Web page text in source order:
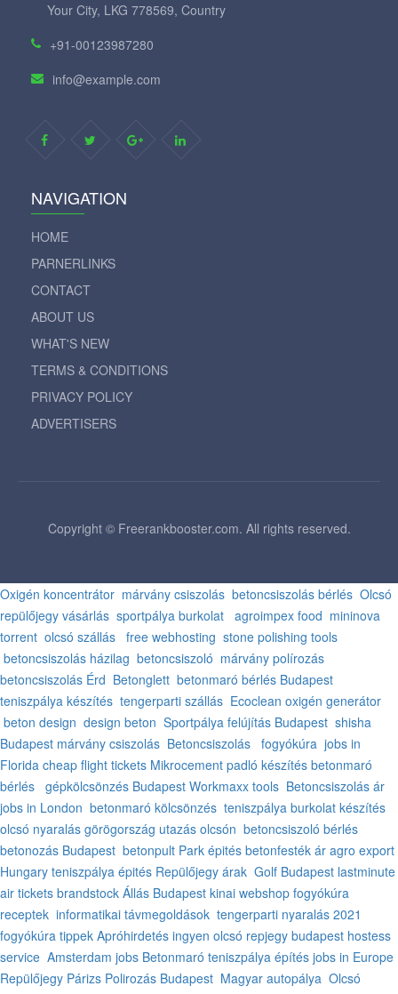
Your City, LKG 778569, Country
+91-00123987280
info@example.com
NAVIGATION
HOME
PARNERLINKS
CONTACT
ABOUT US
WHAT'S NEW
TERMS & CONDITIONS
PRIVACY POLICY
ADVERTISERS
Copyright © Freerankbooster.com. All rights reserved.
Oxigén koncentrátor márvány csiszolás betoncsiszolás bérlés Olcsó
repülőjegy vásárlás sportpálya burkolat agroimpex food mininova
torrent olcsó szállás free webhosting stone polishing tools
betoncsiszolás házilag betoncsiszoló márvány polírozás
betoncsiszolás Érd Betonglett betonmaró bérlés Budapest
teniszpálya készítés tengerparti szállás Ecoclean oxigén generátor
beton design design beton Sportpálya felújítás Budapest shisha
Budapest márvány csiszolás Betoncsiszolás fogyókúra jobs in
Florida cheap flight tickets Mikrocement padló készítés betonmaró
bérlés gépkölcsönzés Budapest Workmaxx tools Betoncsiszolás ár
jobs in London betonmaró kölcsönzés teniszpálya burkolat készítés
olcsó nyaralás görögország utazás olcsón betoncsiszoló bérlés
betonozás Budapest betonpult Park épités betonfesték ár agro export
Hungary teniszpálya épités Repülőjegy árak Golf Budapest lastminute
air tickets brandstock Állás Budapest kinai webshop fogyókúra
receptek informatikai távmegoldások tengerparti nyaralás 2021
fogyókúra tippek Apróhirdetés ingyen olcsó repjegy budapest hostess
service Amsterdam jobs Betonmaró teniszpálya építés jobs in Europe
Repülőjegy Párizs Polirozás Budapest Magyar autopálya Olcsó